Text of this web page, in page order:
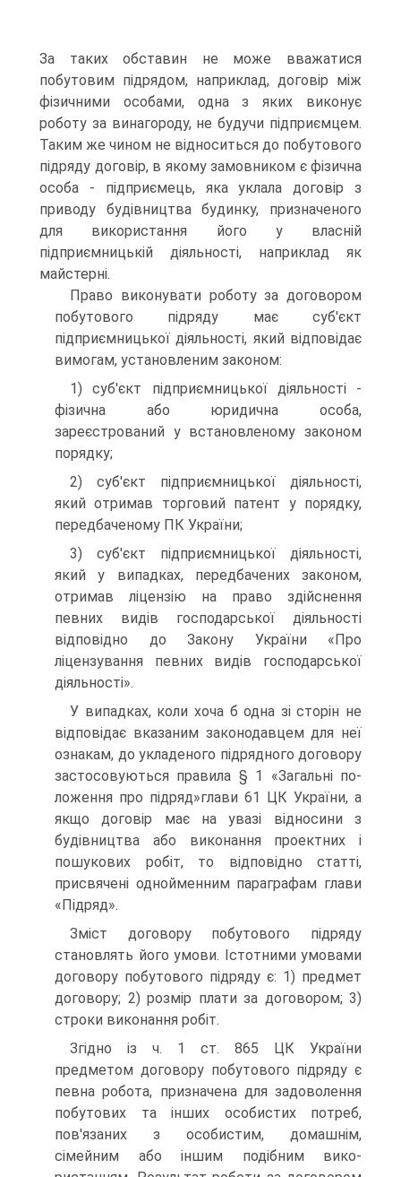
За таких об­ставин не може вважатися
побутовим підрядом, наприклад, договір між
фізичними особами, одна з яких виконує
роботу за винагороду, не будучи підприємцем.
Таким же чином не відноситься до побутового
підряду договір, в якому замов­ником є фізична
особа - підприємець, яка уклала договір з
приводу будівництва будинку, призначеного
для викорис­тання його у власній
підприємницькій діяльності, напри­клад як
майстерні.
Право виконувати роботу за договором
побутового під­ряду має суб'єкт
підприємницької діяльності, який відпові­дає
вимогам, установленим законом:
1) суб'єкт підприємницької діяльності -
фізична або юридична особа,
зареєстрований у встановленому законом
порядку;
2) суб'єкт підприємницької діяльності,
який отримав то­рговий патент у порядку,
передбаченому ПК України;
3) суб'єкт підприємницької діяльності,
який у випадках, передбачених законом,
отримав ліцензію на право здійс­нення
певних видів господарської діяльності
відповідно до Закону України «Про
ліцензування певних видів господар­ської
діяльності».
У випадках, коли хоча б одна зі сторін не
відповідає вказаним законодавцем для неї
ознакам, до укладеного під­рядного договору
застосовуються правила § 1 «Загальні по­
ложення про підряд»глави 61 ЦК України, а
якщо договір має на увазі відносини з
будівництва або виконання проект­них і
пошукових робіт, то відповідно статті,
присвячені од­нойменним параграфам глави
«Підряд».
Зміст договору побутового підряду
становлять його умови. Істотними умовами
договору побутового підряду є: 1) пред­мет
договору; 2) розмір плати за договором; 3)
строки вико­нання робіт.
Згідно із ч. 1 ст. 865 ЦК України
предметом договору побутового підряду є
певна робота, призначена для задово­лення
побутових та інших особистих потреб,
пов'язаних з особистим, домашнім,
сімейним або іншим подібним вико­